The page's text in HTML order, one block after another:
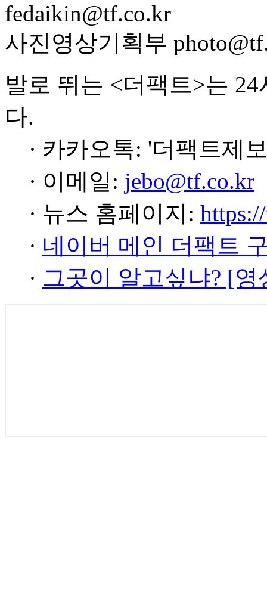
fedaikin@tf.co.kr
사진영상기획부
발로 뛰는 <더팩트>는
다.
· 카카오톡: '더팩트제
· 이메일: jebo@tf.co.kr
· 뉴스 홈페이지:
· 네이버 메인 더팩트
· 그곳이 알고싶냐? [